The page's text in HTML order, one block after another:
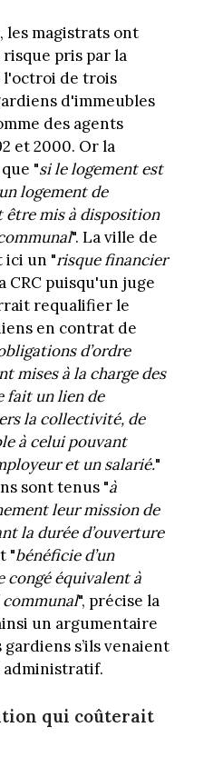
les magistrats ont
pris par la
l'octroi de trois
d'immeubles
des agents
et 2000. Or la
"si le logement est
logement de
mis à disposition
". La ville de
ici un "risque financier
CRC puisqu'un juge
requalifier le
en contrat de
d’ordre
mises à la charge des
fait un lien de
la collectivité, de
à celui pouvant
et un salarié."
sont tenus "à
leur mission de
la durée d’ouverture
"bénéficie d’un
congé équivalent à
", précise la
un argumentaire
s’ils venaient
administratif.
qui coûterait